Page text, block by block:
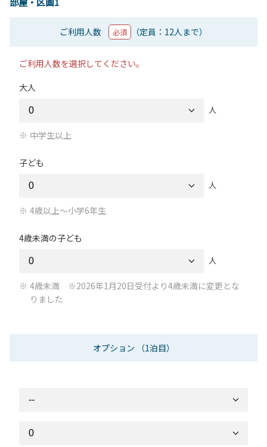
ご利用人数 必須 （定員：12人まで）
ご利用人数を選択してください。
大人
人
中学生以上
子ども
人
4歳以上～小学6年生
4歳未満の子ども
人
4歳未満 ※2026年1月20日受付より4歳未満に変更とな
りました
オプション （1泊目）